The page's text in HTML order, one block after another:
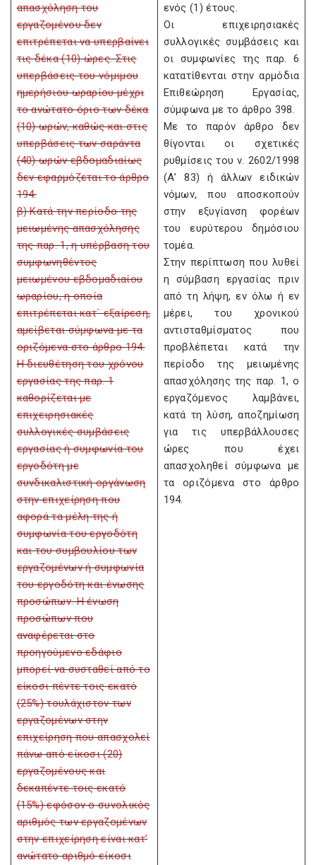
απασχόληση του
εργαζομένου δεν
επιτρέπεται να υπερβαίνει
τις δέκα (10) ώρες. Στις
υπερβάσεις του νόμιμου
ημερήσιου ωραρίου μέχρι
το ανώτατο όριο των δέκα
(10) ωρών, καθώς και στις
υπερβάσεις των σαράντα
(40) ωρών εβδομαδιαίως
δεν εφαρμόζεται το άρθρο
194.
β) Κατά την περίοδο της
μειωμένης απασχόλησης
της παρ. 1, η υπέρβαση του
συμφωνηθέντος
μειωμένου εβδομαδιαίου
ωραρίου, η οποία
επιτρέπεται κατ` εξαίρεση,
αμείβεται σύμφωνα με τα
οριζόμενα στο άρθρο 194.
Η διευθέτηση του χρόνου
εργασίας της παρ. 1
καθορίζεται με
επιχειρησιακές
συλλογικές συμβάσεις
εργασίας ή συμφωνία του
εργοδότη με
συνδικαλιστική οργάνωση
στην επιχείρηση που
αφορά τα μέλη της ή
συμφωνία του εργοδότη
και του συμβουλίου των
εργαζομένων ή συμφωνία
του εργοδότη και ένωσης
προσώπων. Η ένωση
προσώπων που
αναφέρεται στο
προηγούμενο εδάφιο
μπορεί να συσταθεί από το
είκοσι πέντε τοις εκατό
(25%) τουλάχιστον των
εργαζομένων στην
επιχείρηση που απασχολεί
πάνω από είκοσι (20)
εργαζομένους και
δεκαπέντε τοις εκατό
(15%) εφόσον ο συνολικός
αριθμός των εργαζομένων
στην επιχείρηση είναι κατ’
ανώτατο αριθμό είκοσι
ενός (1) έτους.
Οι επιχειρησιακές
συλλογικές συμβάσεις και
οι συμφωνίες της παρ. 6
κατατίθενται στην αρμόδια
Επιθεώρηση Εργασίας,
σύμφωνα με το άρθρο 398.
Με το παρόν άρθρο δεν
θίγονται οι σχετικές
ρυθμίσεις του ν. 2602/1998
(Α’ 83) ή άλλων ειδικών
νόμων, που αποσκοπούν
στην εξυγίανση φορέων
του ευρύτερου δημόσιου
τομέα.
Στην περίπτωση που λυθεί
η σύμβαση εργασίας πριν
από τη λήψη, εν όλω ή εν
μέρει, του χρονικού
αντισταθμίσματος που
προβλέπεται κατά την
περίοδο της μειωμένης
απασχόλησης της παρ. 1, ο
εργαζόμενος λαμβάνει,
κατά τη λύση, αποζημίωση
για τις υπερβάλλουσες
ώρες που έχει
απασχοληθεί σύμφωνα με
τα οριζόμενα στο άρθρο
194.